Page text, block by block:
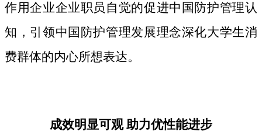
作用企业企业职员自觉的促进中国防护管理认
知，引领中国防护管理发展理念深化大学生消
费群体的内心所想表达。
成效明显可观 助力优性能进步